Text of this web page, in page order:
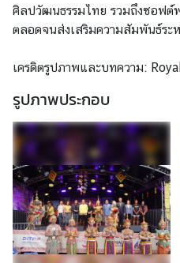
คำ
น
นำ
ป
ร
ะ
ช
า
สั
ศิลปวัฒนธรรมไทย รวมถึงซอฟต์
ตลอดจนส่งเสริมความสัมพันธ์ระ
เครดิตรูปภาพและบทความ:
รูปภาพประกอบ